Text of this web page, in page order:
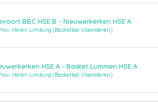
BBC HSE B - Nieuwerkerken HSE A
Heren Limburg (Basketbal Vlaanderen)
HSE A - Basket Lummen HSE A
Heren Limburg (Basketbal Vlaanderen)